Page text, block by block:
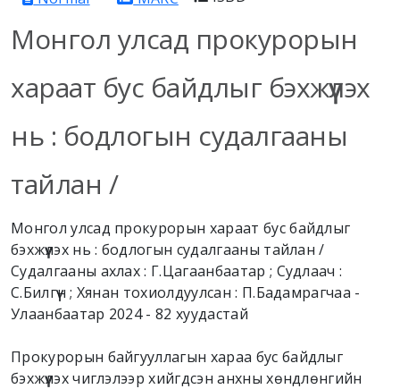
Монгол улсад прокурорын
хараат бус байдлыг бэхжүүлэх
нь : бодлогын судалгааны
тайлан /
Монгол улсад прокурорын хараат бус байдлыг
бэхжүүлэх нь : бодлогын судалгааны тайлан /
Судалгааны ахлах : Г.Цагаанбаатар ; Судлаач :
С.Билгүүн ; Хянан тохиолдуулсан : П.Бадамрагчаа -
Улаанбаатар 2024 - 82 хуудастай
Прокурорын байгууллагын хараа бус байдлыг
бэхжүүлэх чиглэлээр хийгдсэн анхны хөндлөнгийн